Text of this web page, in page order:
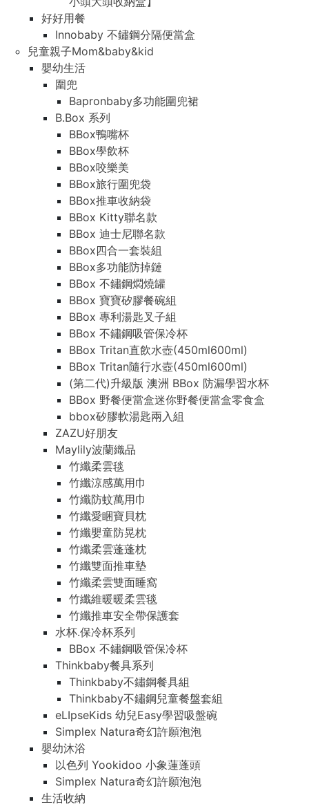
好好用餐
Innobaby 不鏽鋼分隔便當盒
兒童親子Mom&baby&kid
嬰幼生活
圍兜
Bapronbaby多功能圍兜裙
B.Box 系列
BBox鴨嘴杯
BBox學飲杯
BBox咬樂美
BBox旅行圍兜袋
BBox推車收納袋
BBox Kitty聯名款
BBox 迪士尼聯名款
BBox四合一套裝組
BBox多功能防掉鏈
BBox 不鏽鋼燜燒罐
BBox 寶寶矽膠餐碗組
BBox 專利湯匙叉子組
BBox 不鏽鋼吸管保冷杯
BBox Tritan直飲水壺(450ml600ml)
BBox Tritan隨行水壺(450ml600ml)
(第二代)升級版 澳洲 BBox 防漏學習水杯
BBox 野餐便當盒迷你野餐便當盒零食盒
bbox矽膠軟湯匙兩入組
ZAZU好朋友
Maylily波蘭織品
竹纖柔雲毯
竹纖涼感萬用巾
竹纖防蚊萬用巾
竹纖愛睏寶貝枕
竹纖嬰童防晃枕
竹纖柔雲蓬蓬枕
竹纖雙面推車墊
竹纖柔雲雙面睡窩
竹纖維暖暖柔雲毯
竹纖推車安全帶保護套
水杯.保冷杯系列
BBox 不鏽鋼吸管保冷杯
Thinkbaby餐具系列
Thinkbaby不鏽鋼餐具組
Thinkbaby不鏽鋼兒童餐盤套組
eLIpseKids 幼兒Easy學習吸盤碗
Simplex Natura奇幻許願泡泡
嬰幼沐浴
以色列 Yookidoo 小象蓮蓬頭
Simplex Natura奇幻許願泡泡
生活收納